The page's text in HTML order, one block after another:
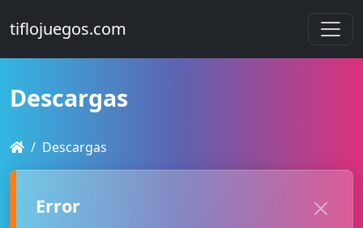
tiflojuegos.com
Descargas
Descargas
Error